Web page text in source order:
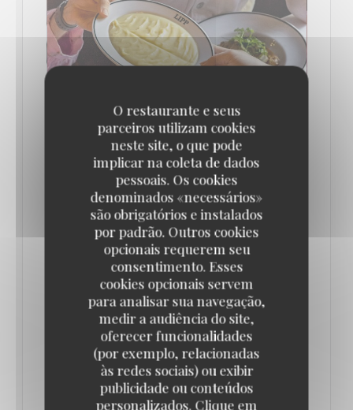
O restaurante e seus
parceiros utilizam cookies
neste site, o que pode
implicar na coleta de dados
pessoais. Os cookies
denominados «necessários»
são obrigatórios e instalados
por padrão. Outros cookies
opcionais requerem seu
consentimento. Esses
cookies opcionais servem
para analisar sua navegação,
medir a audiência do site,
oferecer funcionalidades
(por exemplo, relacionadas
às redes sociais) ou exibir
publicidade ou conteúdos
personalizados. Clique em
LES 10 MEILLEURS RESTAURANTS
AUTHENTIQUES ET TYPIQUEMENT
PARISIENS (ILS SONT TOUS DÉLICIEUX !)
// ENVOLS
04/07/2025
La Brasserie Lipp
Au cœur du très animé Saint-Germain-des-Prés, la
Brasserie parisienne Lipp conserve le charme
d’antan et l’esthétique artistique du début du siècle
dernier. Dans cette institution du quartier chic de la
Rive Gauche, on retrouve avec joie les piliers de la